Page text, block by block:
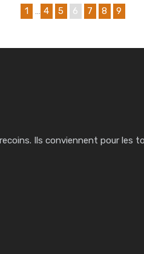
1 … 4 5 6 7 8 9
Ils conviennent pour les